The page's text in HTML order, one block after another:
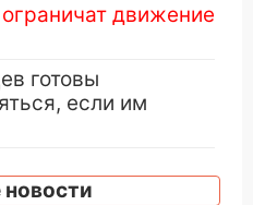
движение
готовы
если им
перед